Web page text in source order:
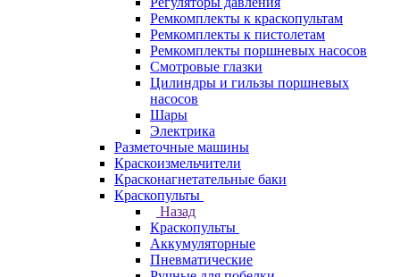
Ремкомплекты к краскопультам
Ремкомплекты к пистолетам
Ремкомплекты поршневых насосов
Смотровые глазки
Цилиндры и гильзы поршневых
насосов
Шары
Электрика
Разметочные машины
Краскоизмельчители
Красконагнетательные баки
Краскопульты
Назад
Краскопульты
Аккумуляторные
Пневматические